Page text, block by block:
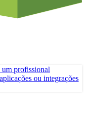
um profissional
ou integrações